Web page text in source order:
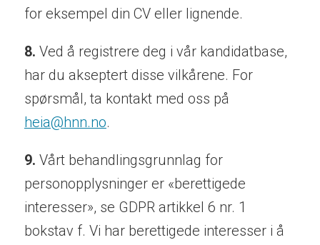
for eksempel din CV eller lignende.
8. Ved å registrere deg i vår kandidatbase,
har du akseptert disse vilkårene. For
spørsmål, ta kontakt med oss på
heia@hnn.no.
9. Vårt behandlingsgrunnlag for
personopplysninger er «berettigede
interesser», se GDPR artikkel 6 nr. 1
bokstav f. Vi har berettigede interesser i å